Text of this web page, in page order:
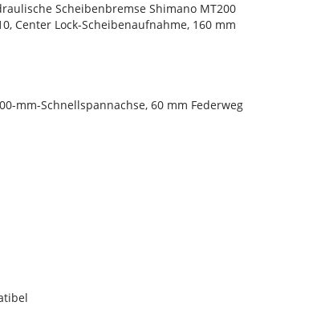
Scheibenbremse Shimano MT200
Center Lock-Scheibenaufnahme, 160 mm
mm-Schnellspannachse, 60 mm Federweg